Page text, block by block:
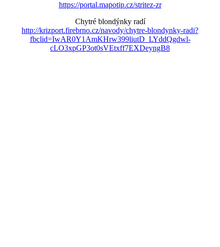
https://portal.mapotip.cz/stritez-zr
Chytré blondýnky radí
http://krizport.firebrno.cz/navody/chytre-blondynky-radi?
fbclid=IwAR0Y1AmKHrw399liutD_LYddQgdwl-
cLO3xpGP3ot0sVEtxff7EXDeyngB8